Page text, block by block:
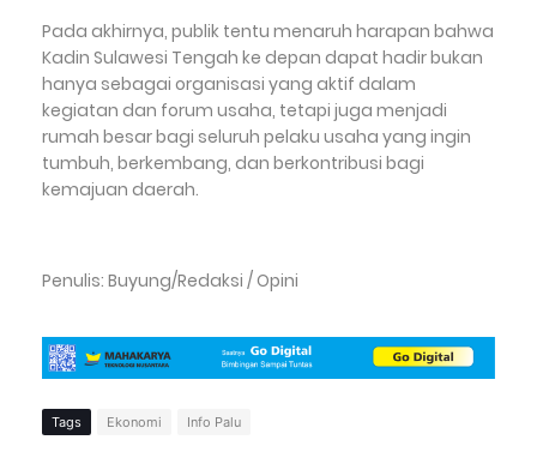
Pada akhirnya, publik tentu menaruh harapan bahwa
Kadin Sulawesi Tengah ke depan dapat hadir bukan
hanya sebagai organisasi yang aktif dalam
kegiatan dan forum usaha, tetapi juga menjadi
rumah besar bagi seluruh pelaku usaha yang ingin
tumbuh, berkembang, dan berkontribusi bagi
kemajuan daerah.
Penulis: Buyung/Redaksi / Opini
Tags Ekonomi Info Palu